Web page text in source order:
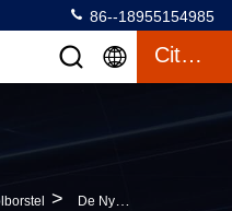
86--18955154985
Citaat
> De Nylon Rol Van De Gloeidraad Windende Borstel